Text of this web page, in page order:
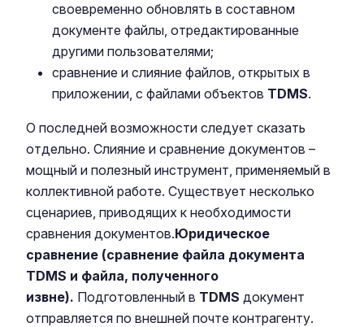
своевременно обновлять в составном
документе файлы, отредактированные
другими пользователями;
сравнение и слияние файлов, открытых в
приложении, с файлами объектов TDMS.
О последней возможности следует сказать
отдельно. Слияние и сравнение документов –
мощный и полезный инструмент, применяемый в
коллективной работе. Существует несколько
сценариев, приводящих к необходимости
сравнения документов.Юридическое
сравнение (сравнение файла документа
TDMS и файла, полученного
извне). Подготовленный в TDMS документ
отправляется по внешней почте контрагенту.